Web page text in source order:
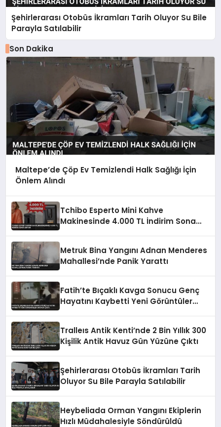
Şehirlerarası Otobüs İkramları Tarih Oluyor Su Bile
Parayla Satılabilir
Son Dakika
Maltepe’de Çöp Ev Temizlendi Halk Sağlığı İçin
Önlem Alındı
Tchibo Esperto Mini Kahve
Makinesinde 4.000 TL İndirim Sona
Metruk Bina Yangını Adnan Menderes
Mahallesi’nde Panik Yarattı
Fatih’te Bıçaklı Kavga Sonucu Genç
Hayatını Kaybetti Yeni Görüntüler
Tralleıs Antik Kenti’nde 2 Bin Yıllık 300
Kişilik Antik Havuz Gün Yüzüne Çıktı
Şehirlerarası Otobüs İkramları Tarih
Oluyor Su Bile Parayla Satılabilir
Heybeliada Orman Yangını Ekiplerin
Hızlı Müdahalesiyle Söndürüldü